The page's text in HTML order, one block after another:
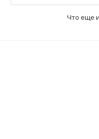
Что еще